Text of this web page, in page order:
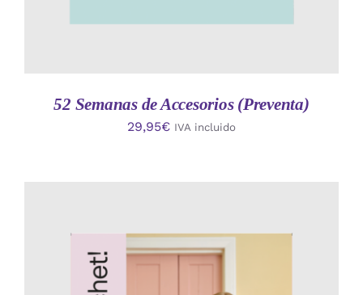
52 Semanas de Accesorios (Preventa)
29,95€ IVA incluido